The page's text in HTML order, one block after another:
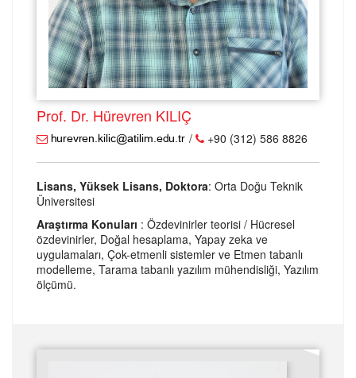
Prof. Dr. Hürevren KILIÇ
/ +90 (312) 586 8826
Lisans, Yüksek Lisans, Doktora: Orta Doğu Teknik
Üniversitesi
Araştırma Konuları : Özdevinirler teorisi / Hücresel
özdevinirler, Doğal hesaplama, Yapay zeka ve
uygulamaları, Çok-etmenli sistemler ve Etmen tabanlı
modelleme, Tarama tabanlı yazılım mühendisliği, Yazılım
ölçümü.